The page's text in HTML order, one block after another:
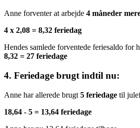
Anne forventer at arbejde 4 måneder
4 x 2,08 = 8,32 feriedag
Hendes samlede forventede feriesaldo for
8,32 = 27 feriedage
4. Feriedage brugt indtil nu:
Anne har allerede brugt 5 feriedage til
18,64 - 5 = 13,64 feriedage